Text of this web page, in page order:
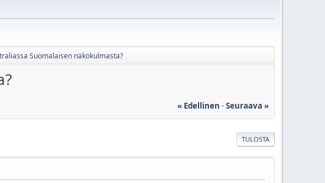
Suomalaisen näkökulmasta?
« Edellinen -Seuraava »
TULOSTA